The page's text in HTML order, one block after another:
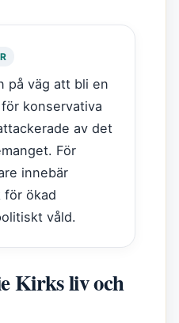
på väg att bli en
konservativa
av det
För
innebär
för ökad
våld.
Kirks liv och